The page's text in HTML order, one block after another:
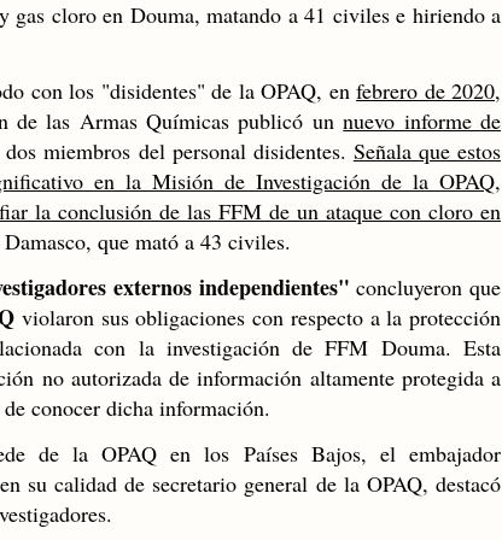
gas cloro en Douma, matando a 41 civiles e hiriendo a
con los "disidentes" de la OPAQ, enfebrero de 2020,
de las Armas Químicas publicó unnuevo informe de
dos miembros del personal disidentes. Señala que estos
en la Misión de Investigación de la OPAQ,
la conclusión de las FFM de un ataque con cloro en
Damasco, que mató a 43 civiles.
externos independientes" concluyeron que
violaron sus obligaciones con respecto a la protección
con la investigación de FFM Douma. Esta
no autorizada de información altamente protegida a
conocer dicha información.
de la OPAQ en los Países Bajos, el embajador
su calidad de secretario general de la OPAQ, destacó